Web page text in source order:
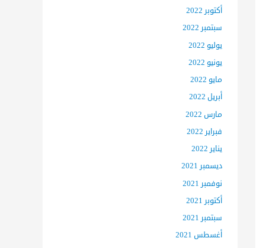
أكتوبر 2022
سبتمبر 2022
يوليو 2022
يونيو 2022
مايو 2022
أبريل 2022
مارس 2022
فبراير 2022
يناير 2022
ديسمبر 2021
نوفمبر 2021
أكتوبر 2021
سبتمبر 2021
أغسطس 2021